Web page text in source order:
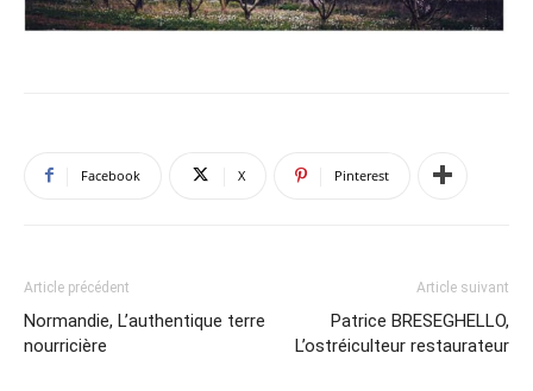
Facebook X Pinterest
Article précédent
Normandie, L’authentique terre
nourricière
Article suivant
Patrice BRESEGHELLO,
L’ostréiculteur restaurateur